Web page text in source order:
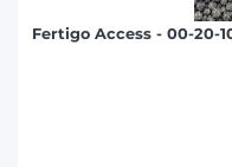
Fertigo Access - 00-20-